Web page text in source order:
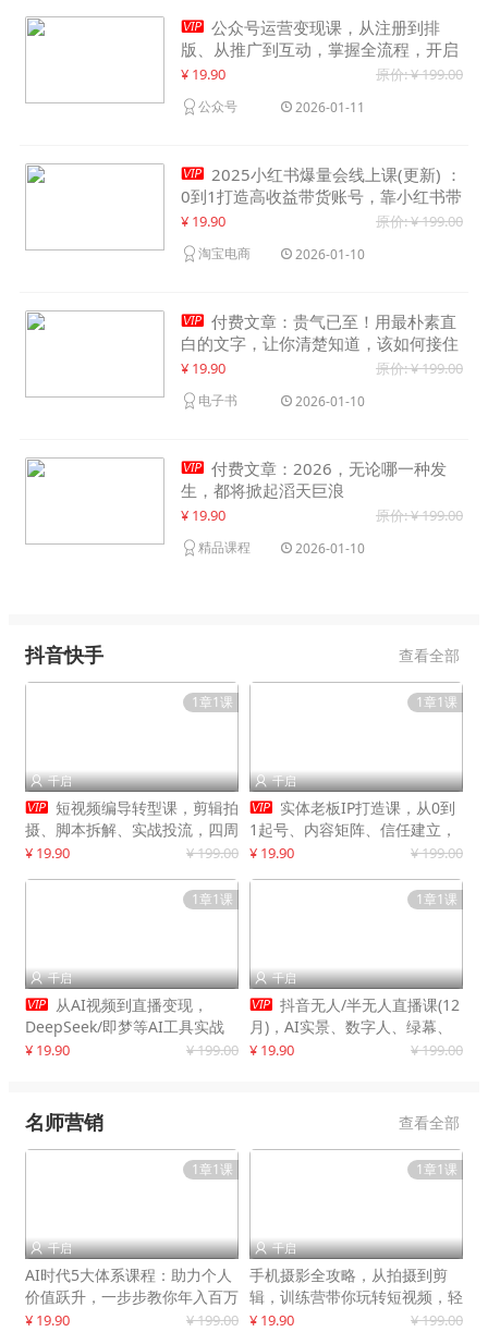
 公众号运营变现课，从注册到排
版、从推广到互动，掌握全流程，开启
个人品牌月入30000+
¥ 19.90 原价: ¥ 199.00
公众号 2026-01-11
 2025小红书爆量会线上课(更新) ：
0到1打造高收益带货账号，靠小红书带
货年入100w？机会来了！
¥ 19.90 原价: ¥ 199.00
淘宝电商 2026-01-10
 付费文章：贵气已至！用最朴素直
白的文字，让你清楚知道，该如何接住
这一次时代的泼天富贵
¥ 19.90 原价: ¥ 199.00
电子书 2026-01-10
 付费文章：2026，无论哪一种发
生，都将掀起滔天巨浪
¥ 19.90 原价: ¥ 199.00
精品课程 2026-01-10
抖音快手 查看全部
1章1课
 千启
 短视频编导转型课，剪辑拍
摄、脚本拆解、实战投流，四周
系统教学，快速入行月入2w+
¥ 19.90 ¥ 199.00
1章1课
 千启
 实体老板IP打造课，从0到
1起号、内容矩阵、信任建立，
打造门店IP，稳定获客增收
¥ 19.90 ¥ 199.00
1章1课
 千启
 从AI视频到直播变现，
DeepSeek/即梦等AI工具实战
教学，生产爆款视频，打造高流
¥ 19.90 ¥ 199.00
1章1课
 千启
 抖音无人/半无人直播课(12
月)，AI实景、数字人、绿幕、
多种玩法、24小时自动盈利
¥ 19.90 ¥ 199.00
名师营销 查看全部
1章1课
 千启
AI时代5大体系课程：助力个人
价值跃升，一步步教你年入百万
¥ 19.90 ¥ 199.00
1章1课
 千启
手机摄影全攻略，从拍摄到剪
辑，训练营带你玩转短视频，轻
松拍大片
¥ 19.90 ¥ 199.00